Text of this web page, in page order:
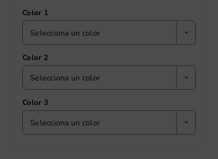
Color 1
Selecciona un color
Color 2
Selecciona un color
Color 3
Selecciona un color